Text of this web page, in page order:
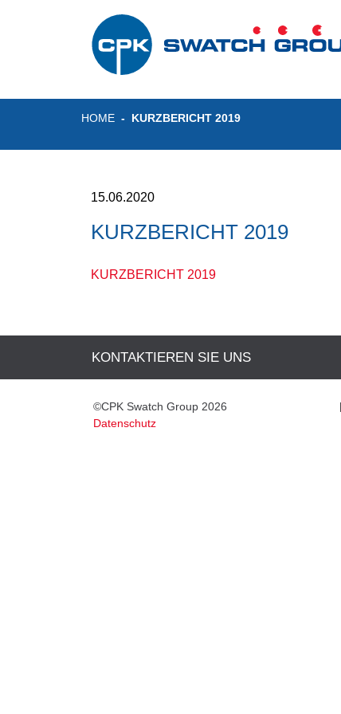
HOME KURZBERICHT 2019
15.06.2020
KURZBERICHT 2019
KURZBERICHT 2019
KONTAKTIEREN SIE UNS
©CPK Swatch Group 2026
Datenschutz